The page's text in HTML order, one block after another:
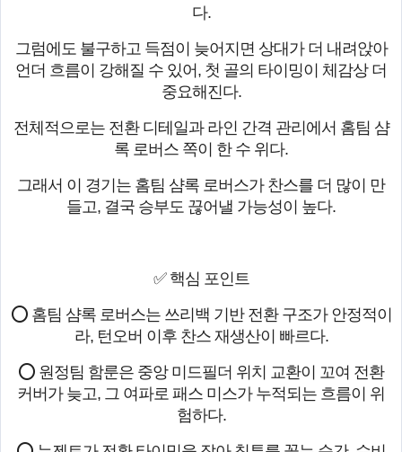
다.
그럼에도 불구하고 득점이 늦어지면 상대가 더 내려앉아
언더 흐름이 강해질 수 있어, 첫 골의 타이밍이 체감상 더
중요해진다.
전체적으로는 전환 디테일과 라인 간격 관리에서 홈팀 샴
록 로버스 쪽이 한 수 위다.
그래서 이 경기는 홈팀 샴록 로버스가 찬스를 더 많이 만
들고, 결국 승부도 끊어낼 가능성이 높다.
✅ 핵심 포인트
⭕ 홈팀 샴록 로버스는 쓰리백 기반 전환 구조가 안정적이
라, 턴오버 이후 찬스 재생산이 빠르다.
⭕ 원정팀 함룬은 중앙 미드필더 위치 교환이 꼬여 전환
커버가 늦고, 그 여파로 패스 미스가 누적되는 흐름이 위
험하다.